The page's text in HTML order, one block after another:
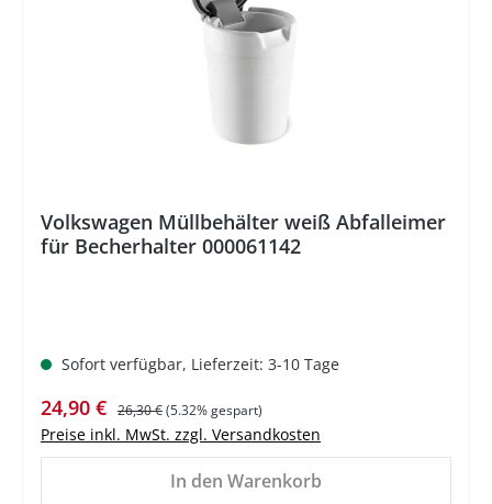
Volkswagen Müllbehälter weiß Abfalleimer
für Becherhalter 000061142
Sofort verfügbar, Lieferzeit: 3-10 Tage
Verkaufspreis:
24,90 € Regulärer Preis:
26,30 €(5.32% gespart)
Preise inkl. MwSt. zzgl. Versandkosten
In den Warenkorb